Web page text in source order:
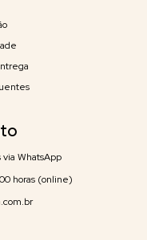
via WhatsApp
horas (online)